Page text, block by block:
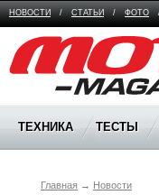
НОВОСТИ / СТАТЬИ / ФОТО
Moto Magazine
ТЕХНИКА ТЕСТЫ
Главная → Новости